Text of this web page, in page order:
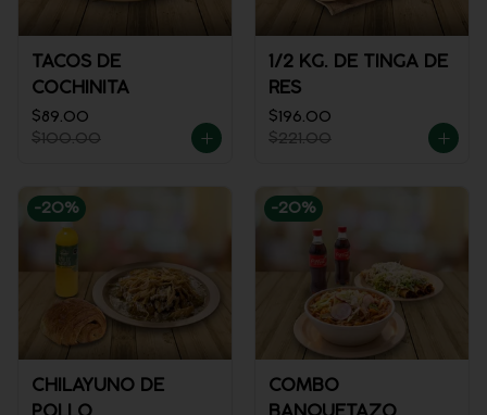
TACOS DE
COCHINITA
$89.00
$100.00
1/2 KG. DE TINGA DE
RES
$196.00
$221.00
-20%
CHILAYUNO DE
POLLO
-20%
COMBO
BANQUETAZO